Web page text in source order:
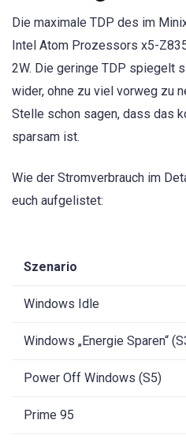
Die maximale TDP des im
Intel Atom Prozessors x5-
2W. Die geringe TDP spiegelt
wider, ohne zu viel vorweg zu
Stelle schon sagen, dass das
sparsam ist.
Wie der Stromverbrauch im
euch aufgelistet:
Szenario
Windows Idle
Windows „Energie Sparen“
Power Off Windows (S5)
Prime 95